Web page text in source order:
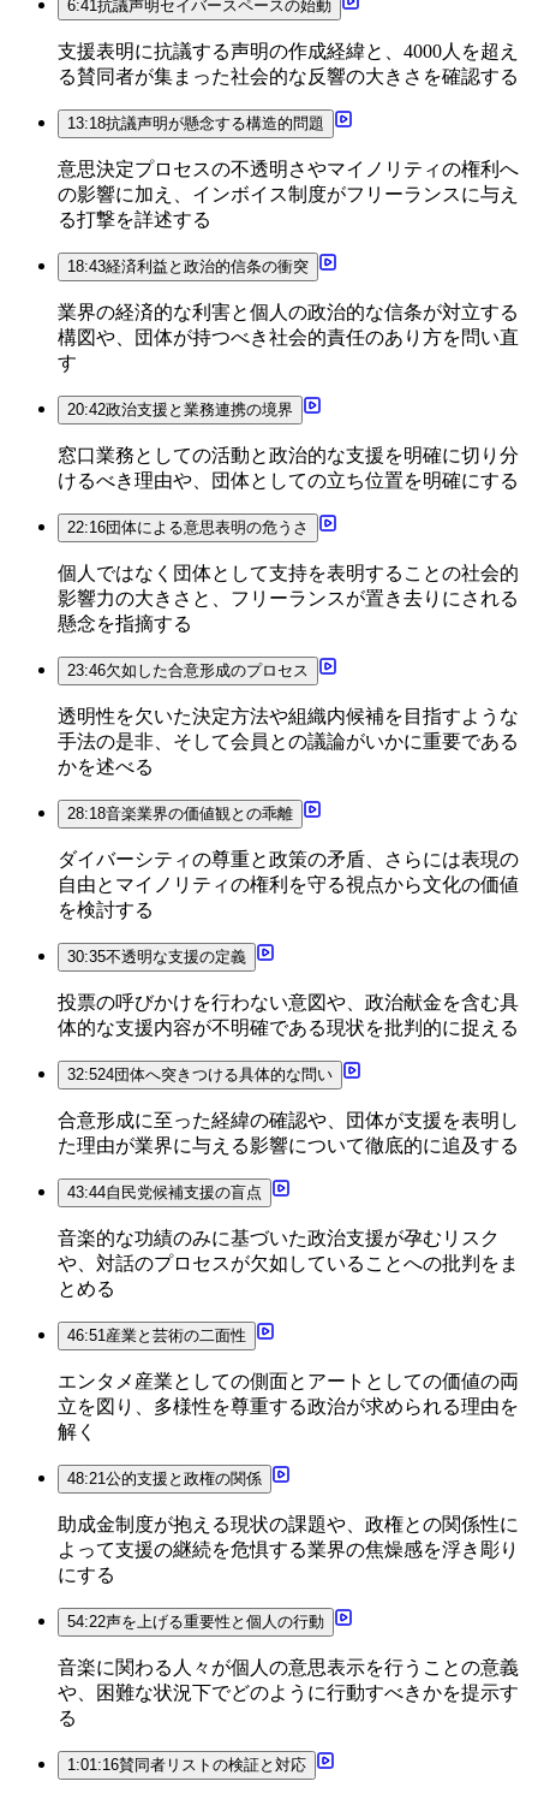
6:41抗議声明セイバースペースの始動
支援表明に抗議する声明の作成経緯と、4000人を超え
る賛同者が集まった社会的な反響の大きさを確認する
13:18抗議声明が懸念する構造的問題
意思決定プロセスの不透明さやマイノリティの権利へ
の影響に加え、インボイス制度がフリーランスに与え
る打撃を詳述する
18:43経済利益と政治的信条の衝突
業界の経済的な利害と個人の政治的な信条が対立する
構図や、団体が持つべき社会的責任のあり方を問い直
す
20:42政治支援と業務連携の境界
窓口業務としての活動と政治的な支援を明確に切り分
けるべき理由や、団体としての立ち位置を明確にする
22:16団体による意思表明の危うさ
個人ではなく団体として支持を表明することの社会的
影響力の大きさと、フリーランスが置き去りにされる
懸念を指摘する
23:46欠如した合意形成のプロセス
透明性を欠いた決定方法や組織内候補を目指すような
手法の是非、そして会員との議論がいかに重要である
かを述べる
28:18音楽業界の価値観との乖離
ダイバーシティの尊重と政策の矛盾、さらには表現の
自由とマイノリティの権利を守る視点から文化の価値
を検討する
30:35不透明な支援の定義
投票の呼びかけを行わない意図や、政治献金を含む具
体的な支援内容が不明確である現状を批判的に捉える
32:524団体へ突きつける具体的な問い
合意形成に至った経緯の確認や、団体が支援を表明し
た理由が業界に与える影響について徹底的に追及する
43:44自民党候補支援の盲点
音楽的な功績のみに基づいた政治支援が孕むリスク
や、対話のプロセスが欠如していることへの批判をま
とめる
46:51産業と芸術の二面性
エンタメ産業としての側面とアートとしての価値の両
立を図り、多様性を尊重する政治が求められる理由を
解く
48:21公的支援と政権の関係
助成金制度が抱える現状の課題や、政権との関係性に
よって支援の継続を危惧する業界の焦燥感を浮き彫り
にする
54:22声を上げる重要性と個人の行動
音楽に関わる人々が個人の意思表示を行うことの意義
や、困難な状況下でどのように行動すべきかを提示す
る
1:01:16賛同者リストの検証と対応